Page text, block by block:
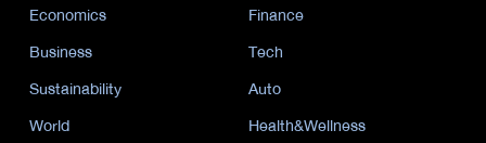
Economics
Finance
Business
Tech
Sustainability
Auto
World
Health&Wellness